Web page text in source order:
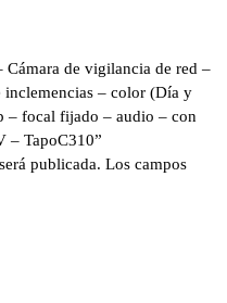
Cámara de vigilancia de red –
inclemencias – color (Día y
– focal fijado – audio – con
– TapoC310”
publicada. Los campos